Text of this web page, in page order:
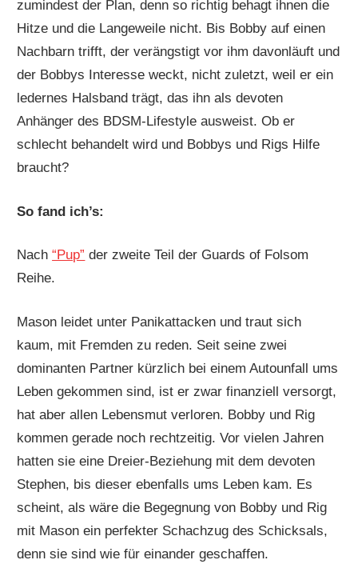
zumindest der Plan, denn so richtig behagt ihnen die
Hitze und die Langeweile nicht. Bis Bobby auf einen
Nachbarn trifft, der verängstigt vor ihm davonläuft und
der Bobbys Interesse weckt, nicht zuletzt, weil er ein
ledernes Halsband trägt, das ihn als devoten
Anhänger des BDSM-Lifestyle ausweist. Ob er
schlecht behandelt wird und Bobbys und Rigs Hilfe
braucht?
So fand ich’s:
Nach“Pup” der zweite Teil der Guards of Folsom
Reihe.
Mason leidet unter Panikattacken und traut sich
kaum, mit Fremden zu reden. Seit seine zwei
dominanten Partner kürzlich bei einem Autounfall ums
Leben gekommen sind, ist er zwar finanziell versorgt,
hat aber allen Lebensmut verloren. Bobby und Rig
kommen gerade noch rechtzeitig. Vor vielen Jahren
hatten sie eine Dreier-Beziehung mit dem devoten
Stephen, bis dieser ebenfalls ums Leben kam. Es
scheint, als wäre die Begegnung von Bobby und Rig
mit Mason ein perfekter Schachzug des Schicksals,
denn sie sind wie für einander geschaffen.